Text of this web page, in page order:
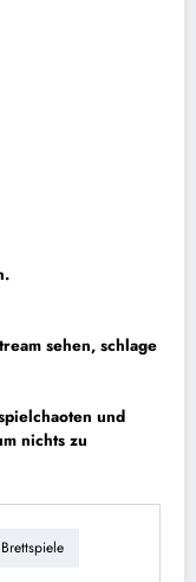
sehen, schlage
und
nichts zu
Brettspiele